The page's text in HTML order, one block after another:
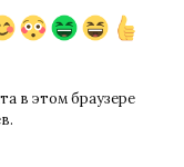
в этом браузере